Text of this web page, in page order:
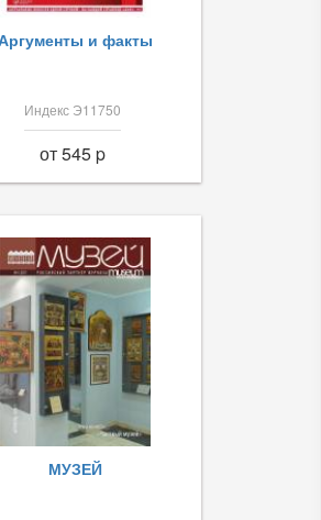
и факты
Индекс Э11750
от 545 p
МУЗЕЙ